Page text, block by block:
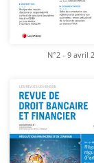
N°2 - 9 avril